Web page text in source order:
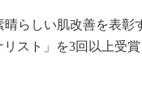
らしい肌改善を表
スト」を3回以上受